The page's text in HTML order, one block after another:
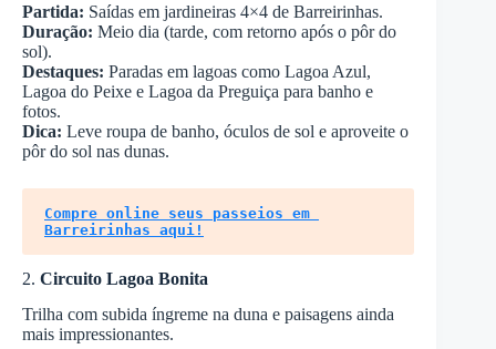
Partida: Saídas em jardineiras 4×4 de Barreirinhas.
Duração: Meio dia (tarde, com retorno após o pôr do
sol).
Destaques: Paradas em lagoas como Lagoa Azul,
Lagoa do Peixe e Lagoa da Preguiça para banho e
fotos.
Dica: Leve roupa de banho, óculos de sol e aproveite o
pôr do sol nas dunas.
Compre online seus passeios em
Barreirinhas aqui!
2. Circuito Lagoa Bonita
Trilha com subida íngreme na duna e paisagens ainda
mais impressionantes.